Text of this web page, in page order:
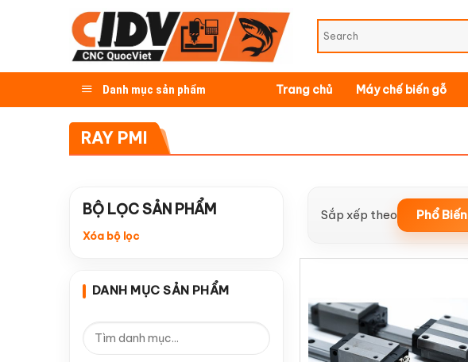
Danh mục sản phẩm Trang chủ Máy chế biến gỗ
RAY PMI
BỘ LỌC SẢN PHẨM
Xóa bộ lọc
DANH MỤC SẢN PHẨM
Sắp xếp theo Phổ Biến